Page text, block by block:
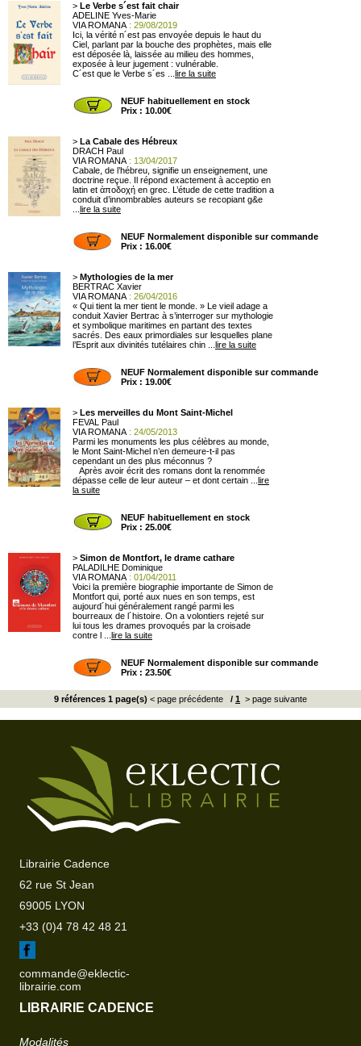
> Le Verbe s´est fait chair
ADELINE Yves-Marie
VIA ROMANA : 29/08/2019
Ici, la vérité n´est pas envoyée depuis le haut du
Ciel, parlant par la bouche des prophètes, mais elle
est déposée là, laissée au milieu des hommes,
exposée à leur jugement : vulnérable.
C´est que le Verbe s´es ... lire la suite
NEUF habituellement en stock
Prix : 10.00€
> La Cabale des Hébreux
DRACH Paul
VIA ROMANA : 13/04/2017
Cabale, de l’hébreu, signifie un enseignement, une
doctrine reçue. Il répond exactement à acceptio en
latin et ἀποδοχή en grec. L’étude de cette tradition a
conduit d’innombrables auteurs se recopiant g&e
lire la suite
NEUF Normalement disponible sur commande
Prix : 16.00€
> Mythologies de la mer
BERTRAC Xavier
VIA ROMANA : 26/04/2016
« Qui tient la mer tient le monde. » Le vieil adage a
conduit Xavier Bertrac à s’interroger sur mythologie
et symbolique maritimes en partant des textes
sacrés. Des eaux primordiales sur lesquelles plane
l’Esprit aux divinités tutélaires chin ... lire la suite
NEUF Normalement disponible sur commande
Prix : 19.00€
> Les merveilles du Mont Saint-Michel
FEVAL Paul
VIA ROMANA : 24/05/2013
Parmi les monuments les plus célèbres au monde,
le Mont Saint-Michel n’en demeure-t-il pas
cependant un des plus méconnus ?
Après avoir écrit des romans dont la renommée
dépasse celle de leur auteur – et dont certain ... lire
la suite
NEUF habituellement en stock
Prix : 25.00€
> Simon de Montfort, le drame cathare
PALADILHE Dominique
VIA ROMANA : 01/04/2011
Voici la première biographie importante de Simon de
Montfort qui, porté aux nues en son temps, est
aujourd´hui généralement rangé parmi les
bourreaux de l´histoire. On a volontiers rejeté sur
lui tous les drames provoqués par la croisade
contre l ... lire la suite
NEUF Normalement disponible sur commande
Prix : 23.50€
9 références 1 page(s) < page précédente / 1 > page suivante
Librairie Cadence
62 rue St Jean
69005 LYON
+33 (0)4 78 42 48 21
commande@eklectic-
librairie.com
LIBRAIRIE CADENCE
Modalités